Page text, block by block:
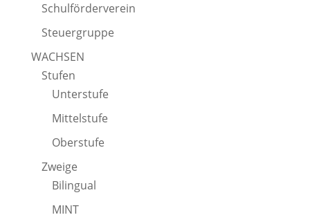
Schulförderverein
Steuergruppe
WACHSEN
Stufen
Unterstufe
Mittelstufe
Oberstufe
Zweige
Bilingual
MINT